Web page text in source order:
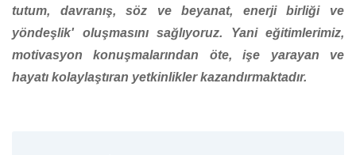
tutum, davranış, söz ve beyanat, enerji birliği ve
yöndeşlik' oluşmasını sağlıyoruz. Yani eğitimlerimiz,
motivasyon konuşmalarından öte, işe yarayan ve
hayatı kolaylaştıran yetkinlikler kazandırmaktadır.